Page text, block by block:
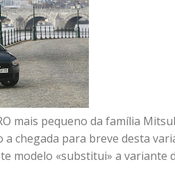
mais pequeno da família
chegada para breve desta
modelo «substitui» a variante